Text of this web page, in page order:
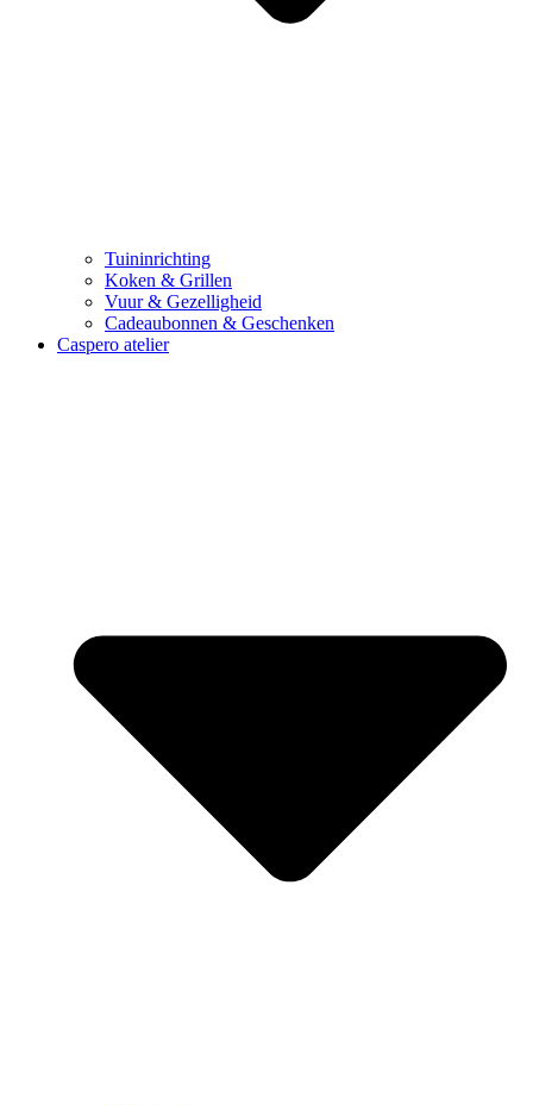
Tuininrichting
Koken & Grillen
Vuur & Gezelligheid
Cadeaubonnen & Geschenken
Caspero atelier